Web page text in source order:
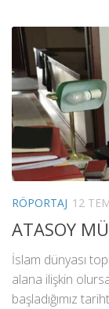
RÖPORTAJ 12
ATASOY
İslam dünyası
alana ilişkin
başladığımız